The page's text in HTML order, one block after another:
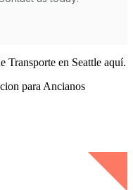
Transporte en Seattle aquí.
para Ancianos